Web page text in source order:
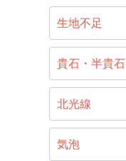
生地不足
貴石・半貴石
北光線
気泡